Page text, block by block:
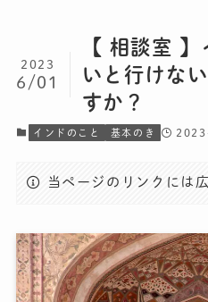
【 相談室
いと行けな
すか？
2023
6/01
インドのこと 基本のき
当ページのリンクには